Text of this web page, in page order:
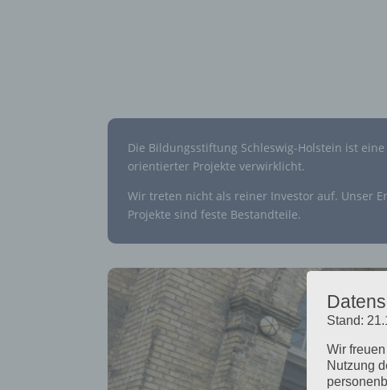
Die Bildungsstiftung Schleswig-Holstein ist
orientierter Projekte verwirklicht.
Wir treten nicht als reiner Investor auf. Unser
Projekte sind feste Bestandteile.
Stand:
Wir
Nutzung